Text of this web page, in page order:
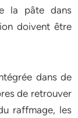
la pâte dans
doivent être
dans de
de retrouver
raffmage, les